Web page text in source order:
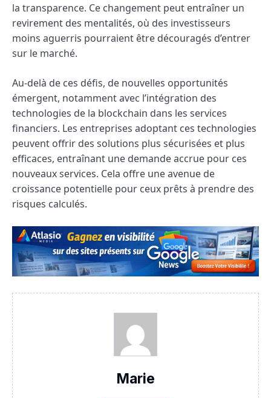
la transparence. Ce changement peut entraîner un
revirement des mentalités, où des investisseurs
moins aguerris pourraient être découragés d’entrer
sur le marché.
Au-delà de ces défis, de nouvelles opportunités
émergent, notamment avec l’intégration des
technologies de la blockchain dans les services
financiers. Les entreprises adoptant ces technologies
peuvent offrir des solutions plus sécurisées et plus
efficaces, entraînant une demande accrue pour ces
nouveaux services. Cela offre une avenue de
croissance potentielle pour ceux prêts à prendre des
risques calculés.
Marie